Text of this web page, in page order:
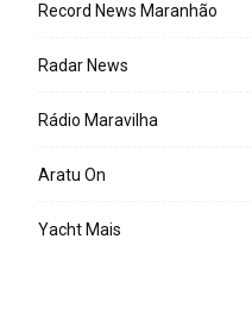
Record News Maranhão
Radar News
Rádio Maravilha
Aratu On
Yacht Mais